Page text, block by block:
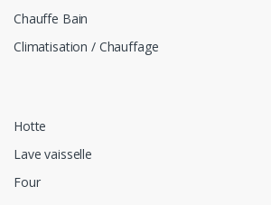
Chauffe Bain
Climatisation / Chauffage
Hotte
Lave vaisselle
Four